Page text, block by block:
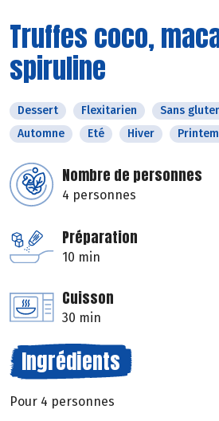
Truffes coco,
spiruline
Dessert Flexitarien Sans
Automne
Eté Hiver
Nombre de personnes
4 personnes
Préparation
10 min
Cuisson
30 min
Ingrédients
Pour 4 personnes